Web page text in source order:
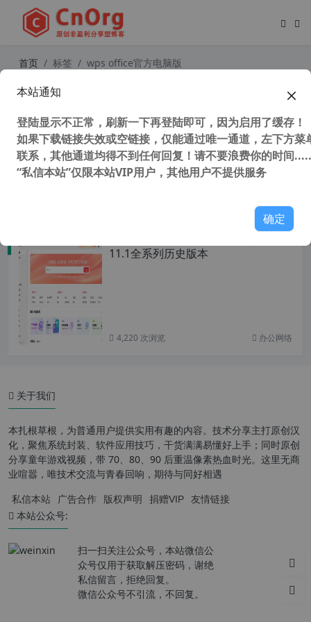
首页 标签 wps office官方电脑版
免登陆 不改官方文件
11.1全系列历史版本
4,220 次浏览 办公网络
关于我们
本扎根草根，为普通用户提供实用有趣的内容。技术分享主打原创汉
化，聚焦系统封装、软件应用技巧，干货满满易懂好上手；同时原创
分享童年游戏视频，带 70、80、90 后重温像素热血时光。这里无商
业喧嚣，唯技术交流与青春回响，期待与同好相遇
私信本站 广告合作 版权声明 捐赠VIP 友情链接
本站公众号:
扫一扫关注公众号，本站微信公
众号仅用于获取解压密码，谢绝
私信留言，拒绝回复。
微信公众号不引流，不回复。
本站通知
登陆显示不正常，刷新一下再登陆即可，因为启用了缓存！
如果下载链接失效或空链接，仅能通过唯一通道，左下方菜
联系，其他通道均得不到任何回复！请不要浪费你的时间
“私信本站”仅限本站VIP用户，其他用户不提供服务
确定